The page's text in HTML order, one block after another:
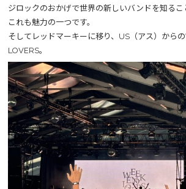
ジロックのおかげで世界の新しいバンドを知るこ
これも魅力の一つです。
そしてレッドマーキーに移り、US（アス）から
LOVERS。